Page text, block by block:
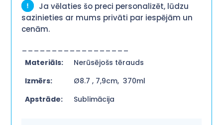
Ja vēlaties šo preci personalizēt, lūdzu
sazinieties ar mums privāti par iespējām un
cenām.
Materiāls:
Nerūsējošs tērauds
Izmērs:
Ø8.7 , 7,9cm, 370ml
Apstrāde:
Sublimācija